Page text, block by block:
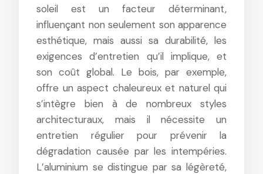
soleil est un facteur déterminant,
influençant non seulement son apparence
esthétique, mais aussi sa durabilité, les
exigences d’entretien qu’il implique, et
son coût global. Le bois, par exemple,
offre un aspect chaleureux et naturel qui
s’intègre bien à de nombreux styles
architecturaux, mais il nécessite un
entretien régulier pour prévenir la
dégradation causée par les intempéries.
L’aluminium se distingue par sa légèreté,